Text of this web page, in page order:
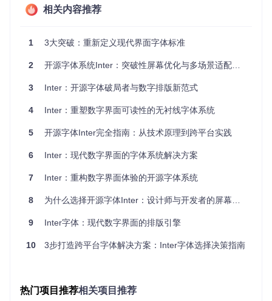
WOFF2压缩格式，较传统TTF格式减少了40%的文件体积，
显著提升了网页加载速度。
二、技术原理解析：从字形设计到渲染优化
Inter字体系统的技术深度体现在其多层次的优化策略。在微观
字母的x高度提升至大写字母高度的68%，这一参数经过超过5
息密度。字符间的视觉平衡通过自定义的kerning表实现，包
Inter文本版与显示版技术参数对比：蓝色基线与橙色参考线展
OpenType特性支持是Inter的另一技术亮点，其内置的42项高
级排版特性包括上下文替代（calt）、分数（frac）、上标（s
ups）等功能。特别值得关注的是其变量字体（Variable Fon
t）实现，通过单一字体文件包含从Thin到Black的9种字重变
化，配合12个可调轴参数，为界面设计提供了前所未有的灵活
性。这种技术架构使文件体积减少60%，同时保持了完整的排
版表现力。
践
相关内容推荐
1 3大突破：重新定义现代界面字体标准
2 开源字体系统Inter：突破性屏幕优化与多场景适配解决方案
3 Inter：开源字体破局者与数字排版新范式
4 Inter：重塑数字界面可读性的无衬线字体系统
5 开源字体Inter完全指南：从技术原理到跨平台实践
6 Inter：现代数字界面的字体系统解决方案
7 Inter：重构数字界面体验的开源字体系统
8 为什么选择开源字体Inter：设计师与开发者的屏幕优化指南
9 Inter字体：现代数字界面的排版引擎
10 3步打造跨平台字体解决方案：Inter字体选择决策指南
热门项目推荐相关项目推荐